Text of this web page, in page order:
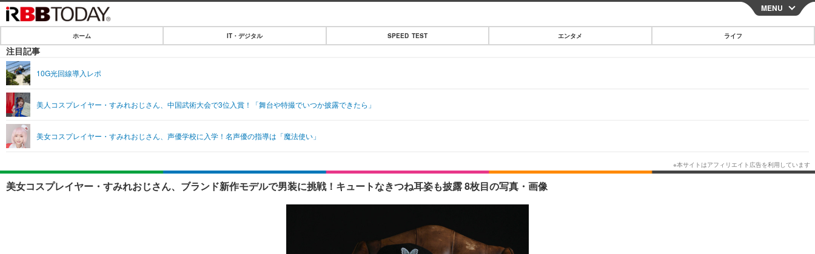
CLOSE
IT・デジタル
ショッピング
SPEED TEST
エンタメ
エンタメTOP
音楽
ライフ
ライフTOP グルメ
ペット
リリース一覧
MENU
ホーム IT・デジタル SPEED TEST エンタメ ライフ
注目記事
10G光回線導入レポ
美人コスプレイヤー・すみれおじさん、中国武術大会で3位入賞！「舞台や特撮でいつか披露できたら」
美女コスプレイヤー・すみれおじさん、声優学校に入学！名声優の指導は「魔法使い」
美女コスプレイヤー・すみれおじさん、ブランド新作モデルで男装に挑戦！キュートなきつね耳姿も披露 8枚目の写真・画像